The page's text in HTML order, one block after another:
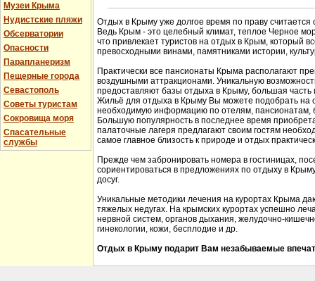
Музеи Крыма
Нудистские пляжи
Обсерватории
Опасности
Парапланеризм
Пещерные города
Севастополь
Советы туристам
Сокровища моря
Спасательные
службы
Лічільник відвідувачів
Отдых в Крыму уже долгое время по праву
Ведь Крым - это целебный климат, теплое Черное
что привлекает туристов на отдых в Крым, который
превосходными винами, памятниками истории,
Практически все пансионаты Крыма располагают
воздушными аттракционами. Уникальную
предоставляют базы отдыха в Крыму, большая
Жильё для отдыха в Крыму Вы можете подобрать на
необходимую информацию по отелям, пансионатам,
Большую популярность в последнее время
палаточные лагеря предлагают своим гостям
самое главное близость к природе и отдых
Прежде чем забронировать номера в гостиницах,
сориентироваться в предложениях по отдыху в
досуг.
Уникальные методики лечения на курортах Крыма
тяжелых недугах. На крымских курортах успешно
нервной систем, органов дыхания, желудочно-
гинекологии, кожи, бесплодие и др.
Отдых в Крыму подарит Вам незабываемые